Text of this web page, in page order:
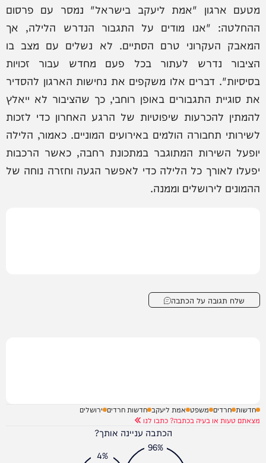
מטעם ארגון "אמת ליעקב בישראל" נמסר עם פרסום
ההחלטה: "אנו מודים על התגבור הנדרש הלילה, אך
המאבק העקרוני טרם הסתיים. לא נשלים עם מצב בו
הציבור נדרש לעתור בכל פעם מחדש עבור זכויות
בסיסיות". דברים אלו משקפים את נחישות הארגון להסדיר
את סוגיית התגבורים באופן רוחבי, כך שהציבור לא ייאלץ
להמתין להכרעות שיפוטיות של הרגע האחרון כדי לזכות
לשירותי תחבורה הולמים באירועים המוניים. כאמור, הלילה
יופעל השירות המתוגבר במתכונת רחבה, כאשר הרכבות
יפעלו לאורך כל הלילה כדי לאפשר הגעה וחזרה נוחה של
ההמונים לירושלים וממנה.
שלח תגובה על הכתבה
חדשות חרדים משפט אמת ליעקב חדשות חרדים ירושלים
מצאתם טעות או בעיה בכתבה? כתבו לנו
הכתבה עניינה אותך?
96%
4%